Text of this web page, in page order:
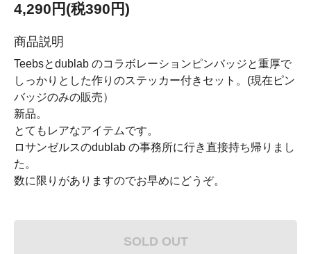
4,290円(税390円)
商品説明
Teebsとdublab のコラボレーションピンバッジと重厚で
しっかりとした作りのステッカー付きセット。(現在ピン
バッジのみの販売）
新品。
とてもレアなアイテムです。
ロサンゼルスのdublab の事務所に行き直接持ち帰りまし
た。
数に限りがありますのでお早めにどうぞ。
SOLD OUT